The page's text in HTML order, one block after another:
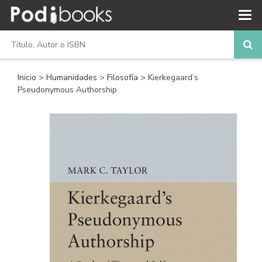
Inicio > Humanidades > Filosofía > Kierkegaard’s
Pseudonymous Authorship